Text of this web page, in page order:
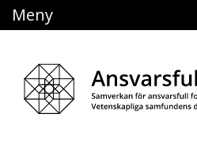
till
Main navigation
Meny